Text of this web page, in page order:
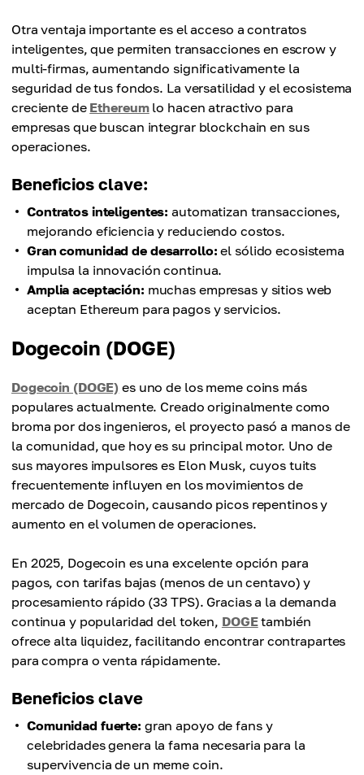
Otra ventaja importante es el acceso a contratos
inteligentes, que permiten transacciones en escrow y
multi-firmas, aumentando significativamente la
seguridad de tus fondos. La versatilidad y el ecosistema
creciente de Ethereumlo hacen atractivo para
empresas que buscan integrar blockchain en sus
operaciones.
Beneficios clave:
Contratos inteligentes: automatizan transacciones,
mejorando eficiencia y reduciendo costos.
Gran comunidad de desarrollo: el sólido ecosistema
impulsa la innovación continua.
Amplia aceptación: muchas empresas y sitios web
aceptan Ethereum para pagos y servicios.
Dogecoin (DOGE)
Dogecoin (DOGE) es uno de los meme coins más
populares actualmente. Creado originalmente como
broma por dos ingenieros, el proyecto pasó a manos de
la comunidad, que hoy es su principal motor. Uno de
sus mayores impulsores es Elon Musk, cuyos tuits
frecuentemente influyen en los movimientos de
mercado de Dogecoin, causando picos repentinos y
aumento en el volumen de operaciones.
En 2025, Dogecoin es una excelente opción para
pagos, con tarifas bajas (menos de un centavo) y
procesamiento rápido (33 TPS). Gracias a la demanda
continua y popularidad del token, DOGEtambién
ofrece alta liquidez, facilitando encontrar contrapartes
para compra o venta rápidamente.
Beneficios clave
Comunidad fuerte: gran apoyo de fans y
celebridades genera la fama necesaria para la
supervivencia de un meme coin.